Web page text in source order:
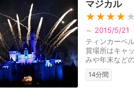
マジカル
★★★★ ★
～ 2015/5/21
ティンカーベ
賞場所はキャ
みや年末など
14分間